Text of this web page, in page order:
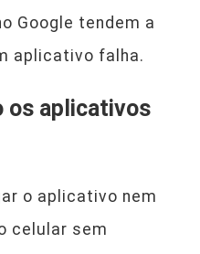
Google tendem a
aplicativo falha.
os aplicativos
o aplicativo nem
celular sem